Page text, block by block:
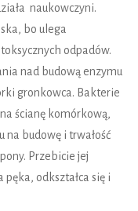
naukowczyni.
bo ulega
odpadów.
nad budową enzymu
gronkowca. Bakterie
ścianę komórkową,
na budowę i trwałość
Przebicie jej
odkształca się i